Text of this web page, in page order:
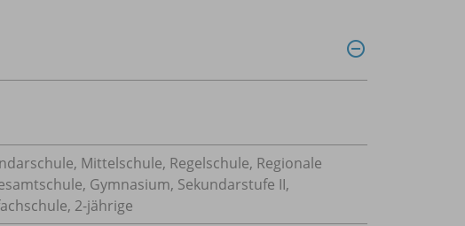
Mittelschule, Regelschule, Regionale
Gymnasium, Sekundarstufe II,
2-jährige